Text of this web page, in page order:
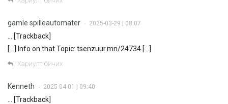
gamle spilleautomater • 2025-03-29 | 08:07
… [Trackback]
[…] Info on that Topic: tsenzuur.mn/24734 […]
Хариулт бичих
Kenneth • 2025-04-01 | 09:40
… [Trackback]